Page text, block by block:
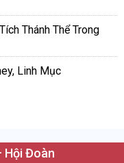
Thánh Thể Trong
Linh Mục
Hội Đoàn